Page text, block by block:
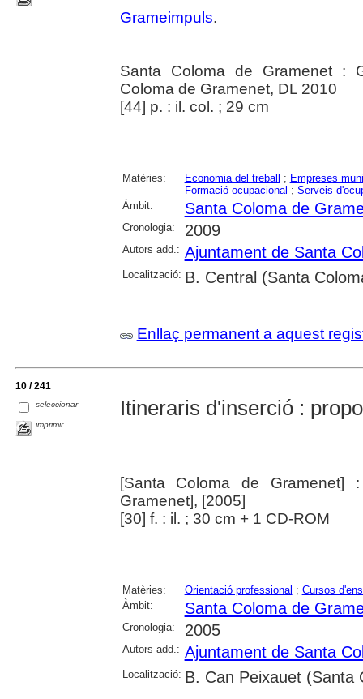
Grameimpuls.
Santa Coloma de Gramenet :
Coloma de Gramenet, DL 2010
[44] p. : il. col. ; 29 cm
Matèries: Economia del treball ; Empreses
Formació ocupacional ; Serveis
Àmbit:
Santa Coloma de
Cronologia: 2009
Autors add.: Ajuntament de Santa
Localització: B. Central (Santa
Enllaç permanent a aquest
10 / 241
seleccionar
imprimir
Itineraris d'inserció :
[Santa Coloma de Gramenet]
Gramenet], [2005]
[30] f. : il. ; 30 cm + 1 CD-ROM
Matèries: Orientació professional ; Cursos
Àmbit:
Santa Coloma de
Cronologia: 2005
Autors add.: Ajuntament de Santa
Localització: B. Can Peixauet (Santa